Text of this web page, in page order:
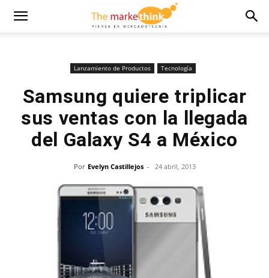
Lanzamiento de Productos Tecnología
Samsung quiere triplicar
sus ventas con la llegada
del Galaxy S4 a México
Por Evelyn Castillejos - 24 abril, 2013